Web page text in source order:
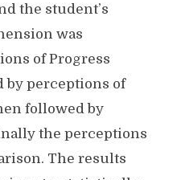
the student’s
was
of Progress
by perceptions of
followed by
the perceptions
The results